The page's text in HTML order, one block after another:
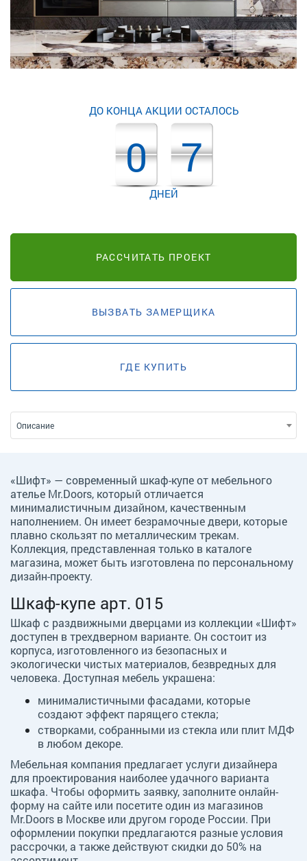
ДО КОНЦА АКЦИИ ОСТАЛОСЬ
0 7
ДНЕЙ
РАССЧИТАТЬ ПРОЕКТ
ВЫЗВАТЬ ЗАМЕРЩИКА
ГДЕ КУПИТЬ
Описание
«Шифт» — современный шкаф-купе от мебельного
ателье Mr.Doors, который отличается
минималистичным дизайном, качественным
наполнением. Он имеет безрамочные двери, которые
плавно скользят по металлическим трекам.
Коллекция, представленная только в каталоге
магазина, может быть изготовлена по персональному
дизайн-проекту.
Шкаф-купе арт. 015
Шкаф с раздвижными дверцами из коллекции «Шифт»
доступен в трехдверном варианте. Он состоит из
корпуса, изготовленного из безопасных и
экологически чистых материалов, безвредных для
человека. Доступная мебель украшена:
минималистичными фасадами, которые
создают эффект парящего стекла;
створками, собранными из стекла или плит МДФ
в любом декоре.
Мебельная компания предлагает услуги дизайнера
для проектирования наиболее удачного варианта
шкафа. Чтобы оформить заявку, заполните онлайн-
форму на сайте или посетите один из магазинов
Mr.Doors в Москве или другом городе России. При
оформлении покупки предлагаются разные условия
рассрочки, а также действуют скидки до 50% на